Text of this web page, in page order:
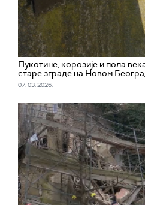
Пукотине, корозије и пола
старе зграде на Новом
07. 03. 2026.